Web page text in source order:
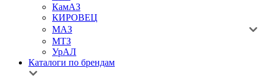
КамАЗ
КИРОВЕЦ
МАЗ
МТЗ
УрАЛ
Каталоги по брендам